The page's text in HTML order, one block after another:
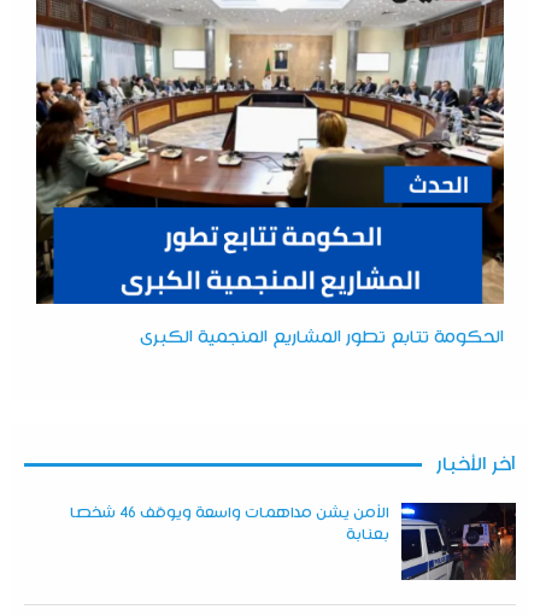
الحكومة تتابع تطور المشاريع المنجمية الكبرى
آخر الأخبار
الأمن يشن مداهمات واسعة ويوقف 46 شخصا
بعنابة